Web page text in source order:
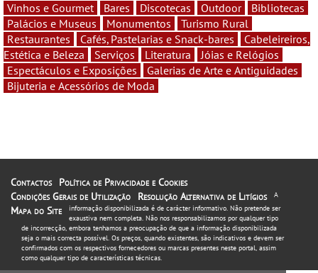
Vinhos e Gourmet Bares Discotecas Outdoor
Bibliotecas
Palácios e Museus
Monumentos
Turismo Rural
Restaurantes
Cafés, Pastelarias e Snack-bares
Cabeleireiros,
Estética e Beleza
Serviços Literatura
Jóias e Relógios
Espectáculos e Exposições
Galerias de Arte e Antiguidades
Bijuteria e Acessórios de Moda
Contactos
Política de Privacidade e Cookies
Condições Gerais de Utilização
Resolução Alternativa de Litígios
Mapa do Site
A
informação disponibilizada é de carácter informativo. Não pretende ser
exaustiva nem completa. Não nos responsabilizamos por qualquer tipo
de incorrecção, embora tenhamos a preocupação de que a informação disponibilizada
seja o mais correcta possível. Os preços, quando existentes, são indicativos e devem ser
confirmados com os respectivos fornecedores ou marcas presentes neste portal, assim
como qualquer tipo de características técnicas.